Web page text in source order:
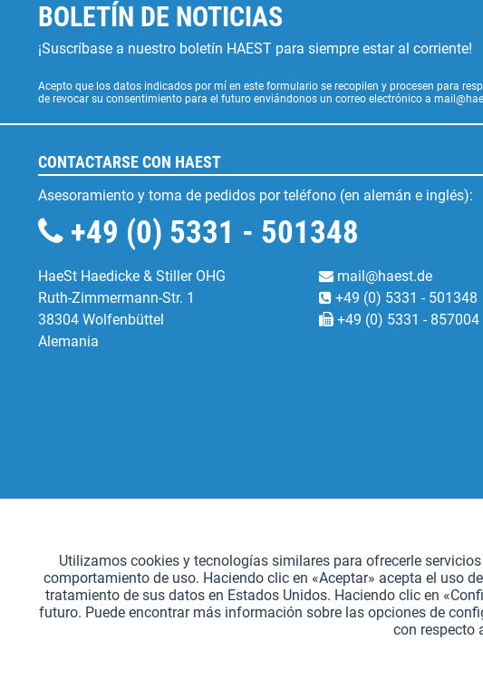
BOLETÍN DE NOTICIAS
¡Suscríbase a nuestro boletín HAEST para siempre estar al corriente!
Acepto que los datos indicados por mí en este formulario se recopilen y procesen para
de revocar su consentimiento para el futuro enviándonos un correo electrónico a
CONTACTARSE CON HAEST
Asesoramiento y toma de pedidos por teléfono (en alemán e inglés):
+49 (0) 5331 - 501348
HaeSt Haedicke & Stiller OHG
Ruth-Zimmermann-Str. 1
38304 Wolfenbüttel
Alemania
mail@haest.de
+49 (0) 5331 - 501348
+49 (0) 5331 - 857004
Seguimiento
Utilizamos cookies y tecnologías similares para ofrecerle
comportamiento de uso. Haciendo clic en «Aceptar» acepta el uso
tratamiento de sus datos en Estados Unidos. Haciendo clic en
futuro. Puede encontrar más información sobre las opciones de
con respecto